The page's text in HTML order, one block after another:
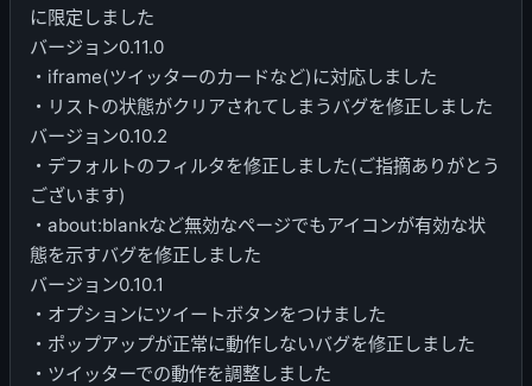
に限定しました
バージョン0.11.0
・iframe(ツイッターのカードなど)に対応しました
・リストの状態がクリアされてしまうバグを修正しました
バージョン0.10.2
・デフォルトのフィルタを修正しました(ご指摘ありがとう
ございます)
・about:blankなど無効なページでもアイコンが有効な状
態を示すバグを修正しました
バージョン0.10.1
・オプションにツイートボタンをつけました
・ポップアップが正常に動作しないバグを修正しました
・ツイッターでの動作を調整しました